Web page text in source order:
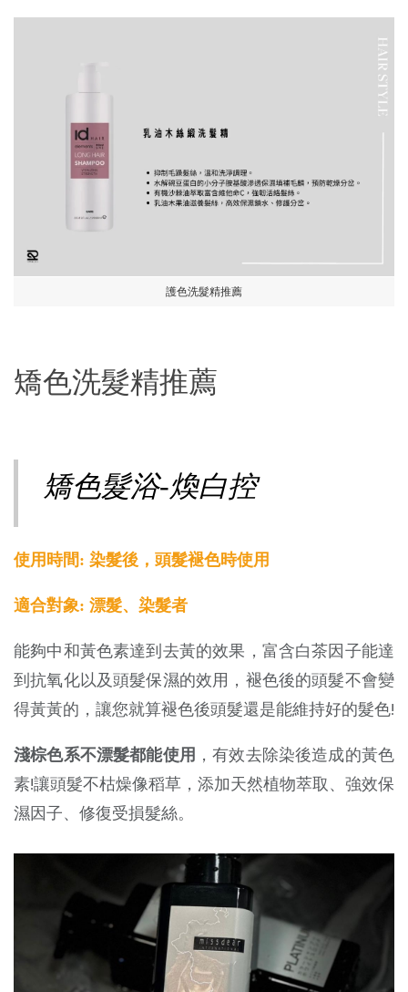
護色洗髮精推薦
矯色洗髮精推薦
矯色髮浴-煥白控
使用時間: 染髮後，頭髮褪色時使用
適合對象: 漂髮、染髮者
能夠中和黃色素達到去黃的效果，富含白茶因子能達
到抗氧化以及頭髮保濕的效用，褪色後的頭髮不會變
得黃黃的，讓您就算褪色後頭髮還是能維持好的髮色!
淺棕色系不漂髮都能使用 ，有效去除染後造成的黃色
素!讓頭髮不枯燥像稻草，添加天然植物萃取、強效保
濕因子、修復受損髮絲。